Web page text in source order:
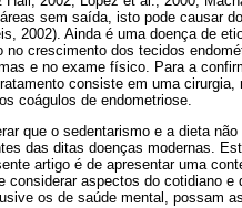
sem saída, isto pode causar
2002). Ainda é uma doença de
cresci­mento dos tecidos
e no exame físico. Para a
consiste em uma
coágulos de endometriose.
que o sedenta­rismo e a dieta
das ditas doenças modernas.
artigo é de apre­sentar uma
aspectos do cotidiano e
os de saúde mental, possam